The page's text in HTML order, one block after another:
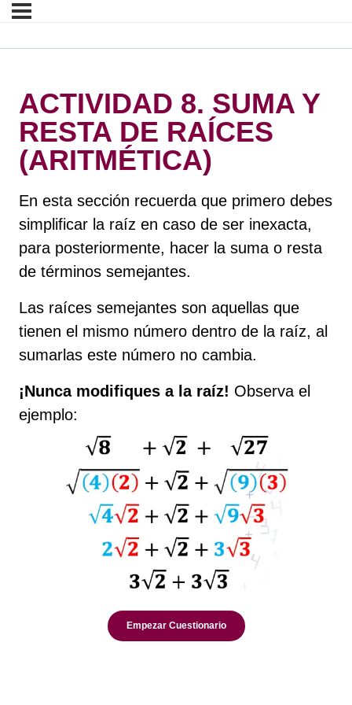
ACTIVIDAD 8. SUMA Y
RESTA DE RAÍCES
(ARITMÉTICA)
En esta sección recuerda que primero debes
simplificar la raíz en caso de ser inexacta,
para posteriormente, hacer la suma o resta
de términos semejantes.
Las raíces semejantes son aquellas que
tienen el mismo número dentro de la raíz, al
sumarlas este número no cambia.
¡Nunca modifiques a la raíz! Observa el
ejemplo: